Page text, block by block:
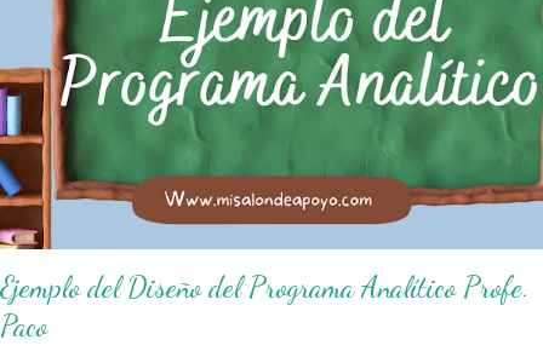
practiquen las grandes responsabilidades que conlleva ser un buen
ciudadano. A continuación les compartimos algunos ejemplos de reglas
de salón de clases: 1. Cumplo con mis tareas y trabajos. 2. Cuidado mi
higiene personal. 3. Levanto la mano para hablar. 4. Pido permiso para
ir al baño 5. Deposito la basura en su lugar. 6. Cumplo con mis útiles
esc...
Ejemplo del Diseño del Programa Analítico Profe.
Paco